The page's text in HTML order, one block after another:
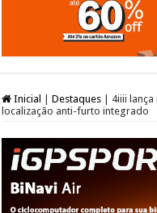
Inicial Destaques
4iiii
localização anti-furto integrado